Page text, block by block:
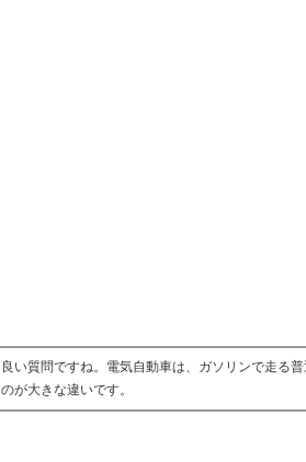
良い質問ですね。電気自動車は、ガソリンで走る
のが大きな違いです。